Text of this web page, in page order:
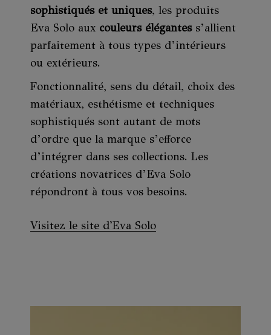
sophistiqués et uniques, les produits
Eva Solo aux couleurs élégantess’allient
parfaitement à tous types d’intérieurs
ou extérieurs.
Fonctionnalité, sens du détail, choix des
matériaux, esthétisme et techniques
sophistiqués sont autant de mots
d’ordre que la marque s’efforce
d’intégrer dans ses collections. Les
créations novatrices d’Eva Solo
répondront à tous vos besoins.
Visitez le site d'Eva Solo